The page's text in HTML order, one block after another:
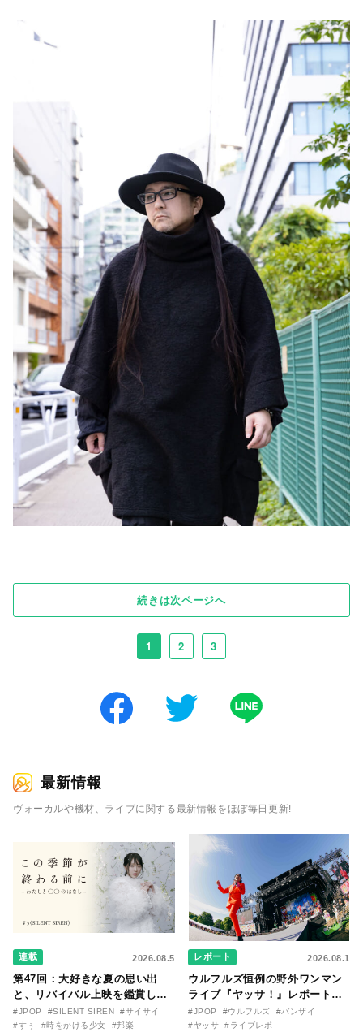
続きは次ページへ
1 2 3
最新情報
ヴォーカルや機材、ライブに関する最新情報をほぼ毎日更新!
連載 2026.08.5
第47回：大好きな夏の思い出
と、リバイバル上映を鑑賞した
『時をかける少女』のおはなし
〜SILENT SIREN・すぅ『この
#JPOP #SILENT SIREN
#サイサイ
#すぅ
#時をかける少女 #邦楽
レポート 2026.08.1
ウルフルズ恒例の野外ワンマン
ライブ『ヤッサ！』レポート！
リリースから30年を迎えたアル
バム『バンザイ』完全再現に、
#JPOP #ウルフルズ
#バンザイ
#ヤッサ
#ライブレポ